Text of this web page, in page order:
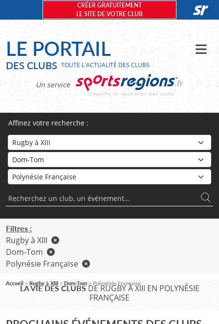
Panneau de gestion des cookies
LA VIE DES CLUBSDE RUGBY À XIII EN POLYNÉSIE
FRANÇAISE
Affinez votre recherche :
Filtres :
Rugby à XIII
Dom-Tom
Polynésie Française
Accueil Rugby à XIII Dom-Tom Polynésie Française
LE PORTAIL
DES CLUBS TOUTE L'ACTUALITÉ DES CLUBS
Un service
CRÉER GRATUITEMENT
LE SITE DE VOTRE CLUB